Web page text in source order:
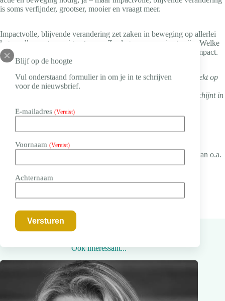
Blijf op de hoogte
Vul onderstaand formulier in om je in te schrijven
voor de nieuwsbrief.
E-mailadres (Vereist)
Voornaam (Vereist)
Achternaam
is soms verfijnder, grootser, mooier en vraagt meer.
Impactvolle, blijvende verandering zet zaken in beweging op allerlei
lagen, allen met een eigen tempo. Zes lagen om precies te zijn. Welke
zes lagen? Ik vertel het je op het Jaarcongres Veranderen met Impact.
Daniël Wolfs is mede-eigenaar van The Change Studio en spreekt op
het Jaarcongres Veranderen met Impact 2024. Zijn boek ‘De
Veranderfilosoof – op zoek naar de kern van verandering’ verschijnt in
Jaarcongres Veranderen met Impact 15 oktober 2024
Een dag vol baanbrekende inzichten en inspirerende verhalen van o.a.
Arend Ardon, Shirine Moerkerken, Genieke Hertoghs, Merlijn
Ook interessant...